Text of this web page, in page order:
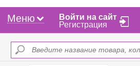
Меню
Войти на сайт
Регистрация